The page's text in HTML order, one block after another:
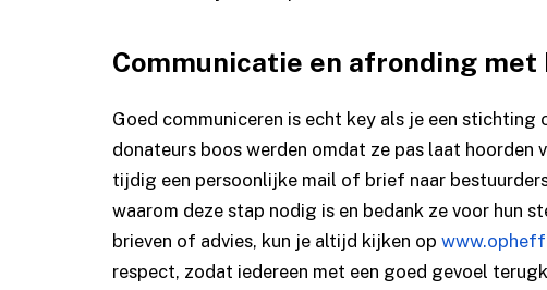
Communicatie en afronding
Goed communiceren is echt key als je een
donateurs boos werden omdat ze pas laat hoorden
tijdig een persoonlijke mail of brief naar
waarom deze stap nodig is en bedank ze voor hun
brieven of advies, kun je altijd kijken op
respect, zodat iedereen met een goed gevoel